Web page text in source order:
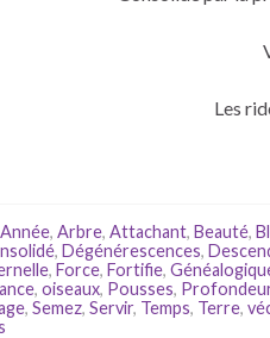
Les
Année, Arbre, Attachant, Beauté,
, Dégénérescences,
, Force, Fortifie,
, oiseaux, Pousses,
, Semez, Servir, Temps, Terre,